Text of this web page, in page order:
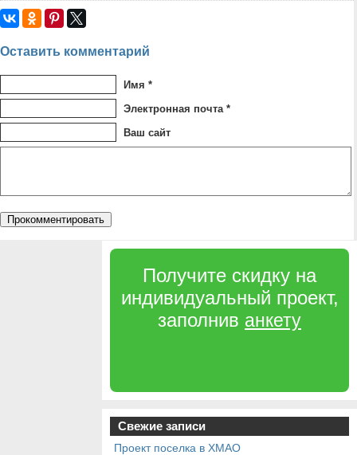
Оставить комментарий
Имя *
Электронная почта *
Ваш сайт
Получите скидку на
индивидуальный проект,
заполнив анкету
Свежие записи
Проект поселка в ХМАО